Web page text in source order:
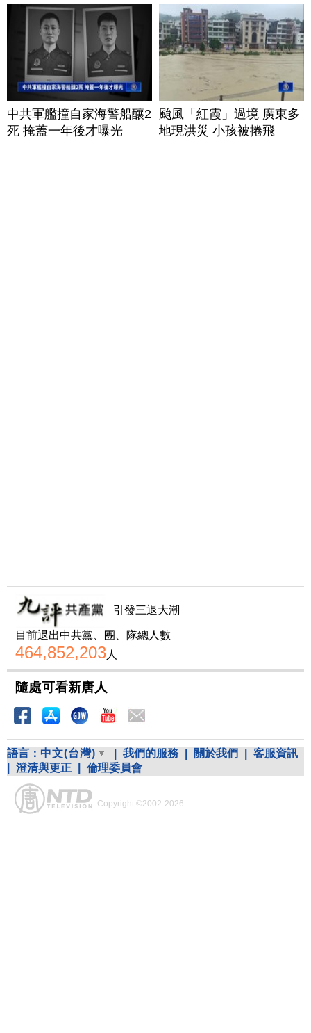
中共軍艦撞自家海警船釀2
死 掩蓋一年後才曝光
颱風「紅霞」過境 廣東多
地現洪災 小孩被捲飛
引發三退大潮
目前退出中共黨、團、隊總人數
464,852,203人
隨處可看新唐人
語言： 中文(台灣) 我們的服務 關於我們
客服資訊
澄清與更正 倫理委員會
Copyright ©2002-2026